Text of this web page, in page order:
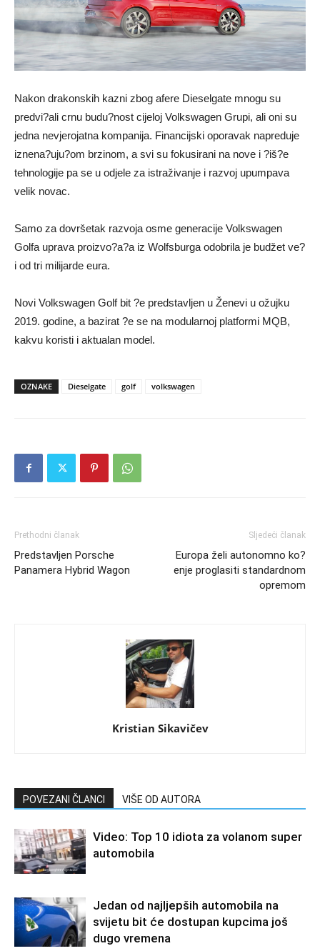
Nakon drakonskih kazni zbog afere Dieselgate mnogu su
predvi?ali crnu budu?nost cijeloj Volkswagen Grupi, ali oni su
jedna nevjerojatna kompanija. Financijski oporavak napreduje
iznena?uju?om brzinom, a svi su fokusirani na nove i ?iš?e
tehnologije pa se u odjele za istraživanje i razvoj upumpava
velik novac.
Samo za dovršetak razvoja osme generacije Volkswagen
Golfa uprava proizvo?a?a iz Wolfsburga odobrila je budžet ve?
i od tri milijarde eura.
Novi Volkswagen Golf bit ?e predstavljen u Ženevi u ožujku
2019. godine, a bazirat ?e se na modularnoj platformi MQB,
kakvu koristi i aktualan model.
OZNAKE Dieselgate golf volkswagen
Prethodni članak
Predstavljen Porsche
Panamera Hybrid Wagon
Sljedeći članak
Europa želi autonomno ko?
enje proglasiti standardnom
opremom
Kristian Sikavičev
POVEZANI ČLANCI VIŠE OD AUTORA
Video: Top 10 idiota za volanom super
automobila
Jedan od najljepših automobila na
svijetu bit će dostupan kupcima još
dugo vremena